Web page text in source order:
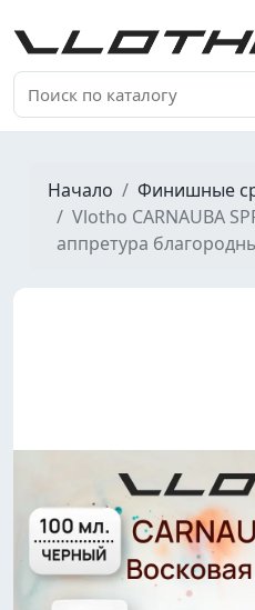
VLOTHO
Начало
Финишные
Vlotho CARNAUBA
аппретура